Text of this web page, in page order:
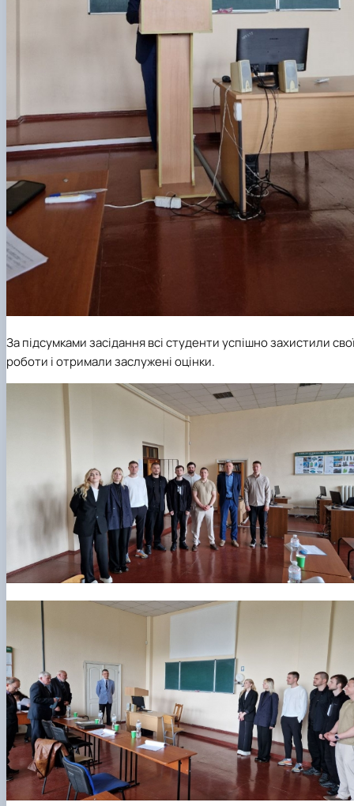
За підсумками засідання всі студенти успішно захистили
роботи і отримали заслужені оцінки.